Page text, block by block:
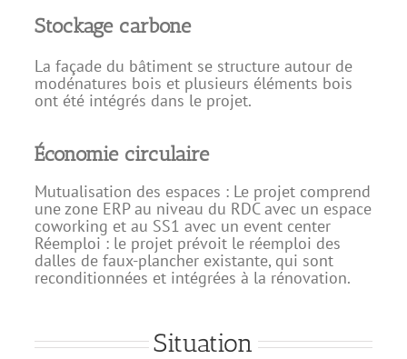
Stockage carbone
La façade du bâtiment se structure autour de
modénatures bois et plusieurs éléments bois
ont été intégrés dans le projet.
Économie circulaire
Mutualisation des espaces : Le projet comprend
une zone ERP au niveau du RDC avec un espace
coworking et au SS1 avec un event center
Réemploi : le projet prévoit le réemploi des
dalles de faux-plancher existante, qui sont
reconditionnées et intégrées à la rénovation.
Situation